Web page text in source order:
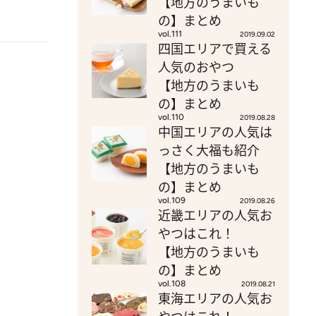
の】まとめ
vol.111 2019.09.02
四国エリアで買える
人気のおやつ
【地方のうまいも
の】まとめ
vol.110 2019.08.28
中国エリアの人気は
っさく大福も紹介
【地方のうまいも
の】まとめ
vol.109 2019.08.26
近畿エリアの人気お
やつはこれ！
【地方のうまいも
の】まとめ
vol.108 2019.08.21
東海エリアの人気お